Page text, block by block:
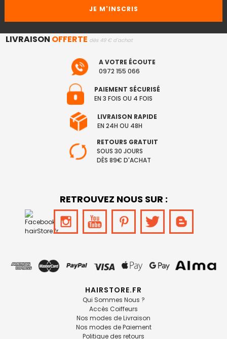
LIVRAISON OFFERTE dès 49 € d'achat
A VOTRE ÉCOUTE
0972 155 066
PAIEMENT SÉCURISÉ
EN 3 FOIS OU 4 FOIS
LIVRAISON RAPIDE
EN 24H OU 48H
RETOURS GRATUIT
SOUS 30 JOURS
DÈS 89€ D'ACHAT
RETROUVEZ NOUS SUR :
HAIRSTORE.FR
Qui Sommes Nous ?
Accès Coiffeurs
Nos modes de Livraison
Nos modes de Paiement
Politique des retours